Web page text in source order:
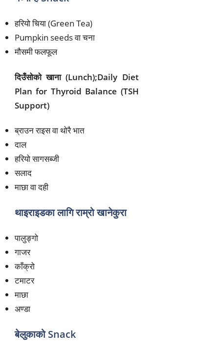
हरियो चिया (Green Tea)
Pumpkin seeds वा चना
मौसमी फलफूल
दिउँसोको खाना (Lunch);Daily Diet
Plan for Thyroid Balance (TSH
Support)
ब्राउन राइस वा थोरै भात
दाल
हरियो सागसब्जी
सलाद
माछा वा दही
थाइराइडका लागि राम्रो खानेकुरा
पालुङ्गो
गाजर
काँक्रो
टमाटर
माछा
अण्डा
बेलुकाको Snack